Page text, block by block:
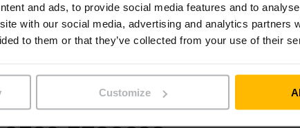
and ads, to provide social media features and to
with our social media, advertising and analytics partners
to them or that they’ve collected from your use of their
Customize
厦门市中国（福建）自由贸易试验厦门片区高崎北路
420 号航空自贸广场4 号楼401 单元之一
0592-5730019
传真：